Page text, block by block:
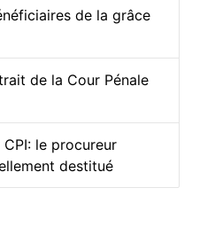
de la grâce
de la Cour Pénale
le procureur
destitué